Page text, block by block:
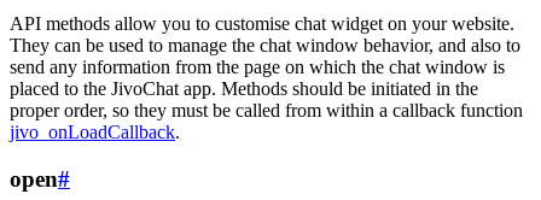
API methods allow you to customise chat widget on your website.
They can be used to manage the chat window behavior, and also to
send any information from the page on which the chat window is
placed to the JivoChat app. Methods should be initiated in the
proper order, so they must be called from within a callback function
jivo_onLoadCallback.
open#